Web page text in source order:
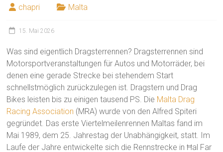
chapri Malta
15. Mai 2026
Was sind eigentlich Dragsterrennen? Dragsterrennen sind
Motorsportveranstaltungen für Autos und Motorräder, bei
denen eine gerade Strecke bei stehendem Start
schnellstmöglich zurückzulegen ist. Dragstern und Drag
Bikes leisten bis zu einigen tausend PS. Die Malta Drag
Racing Association (MRA) wurde von den Alfred Spiteri
gegründet. Das erste Viertelmeilenrennen Maltas fand im
Mai 1989, dem 25. Jahrestag der Unabhängigkeit, statt. Im
Laufe der Jahre entwickelte sich die Rennstrecke in Ħal Far